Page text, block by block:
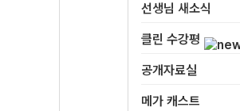
선생님 새소식
클린 수강평
공개자료실
메가 캐스트